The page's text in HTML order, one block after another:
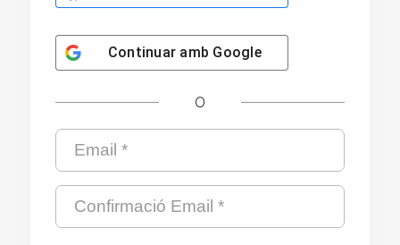
Continuar amb Google
O